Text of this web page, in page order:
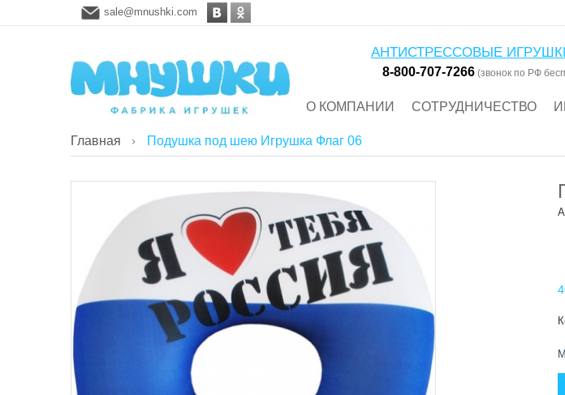
sale@mnushki.com
АНТИСТРЕССОВЫЕ
8-800-707-7266 (звонок по РФ
О КОМПАНИИ СОТРУДНИЧЕСТВО
Главная Подушка под шею Игрушка Флаг 06